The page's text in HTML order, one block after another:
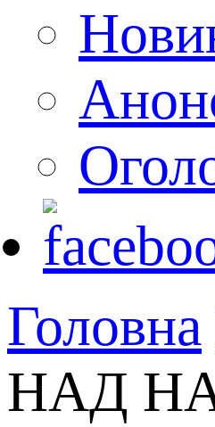
Головна
НАД